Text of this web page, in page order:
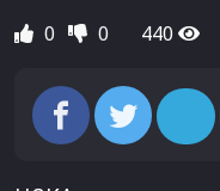
0 0 440